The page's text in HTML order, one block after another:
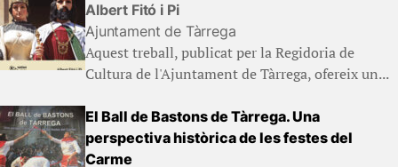
Albert Fitó i Pi
Ajuntament de Tàrrega
Aquest treball, publicat per la Regidoria de
Cultura de l'Ajuntament de Tàrrega, ofereix un...
El Ball de Bastons de Tàrrega. Una
perspectiva històrica de les festes del
Carme